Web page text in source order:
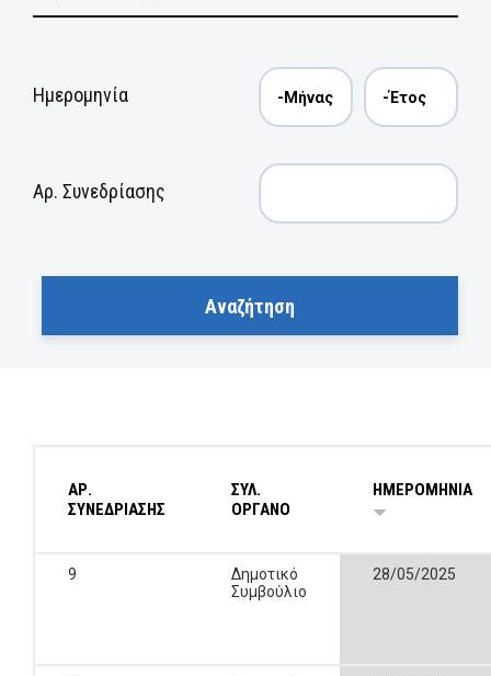
Ημερομηνία
Αρ. Συνεδρίασης
ΑΡ.
ΣΥΝΕΔΡΙΑΣΗΣ
ΣΥΛ.
ΟΡΓΑΝΟ
ΗΜΕΡΟΜΗΝΙΑ
9
Δημοτικό
Συμβούλιο
28/05/2025